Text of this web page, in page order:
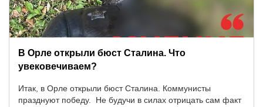
В Орле открыли бюст Сталина. Что
увековечиваем?
Итак, в Орле открыли бюст Сталина. Коммунисты
празднуют победу. Не будучи в силах отрицать сам факт